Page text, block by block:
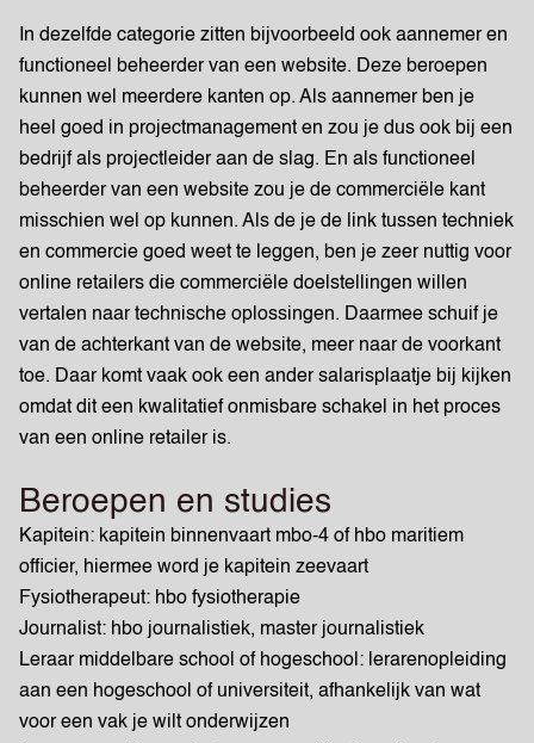
In dezelfde categorie zitten bijvoorbeeld ook aannemer en
functioneel beheerder van een website. Deze beroepen
kunnen wel meerdere kanten op. Als aannemer ben je
heel goed in projectmanagement en zou je dus ook bij een
bedrijf als projectleider aan de slag. En als functioneel
beheerder van een website zou je de commerciële kant
misschien wel op kunnen. Als de je de link tussen techniek
en commercie goed weet te leggen, ben je zeer nuttig voor
online retailers die commerciële doelstellingen willen
vertalen naar technische oplossingen. Daarmee schuif je
van de achterkant van de website, meer naar de voorkant
toe. Daar komt vaak ook een ander salarisplaatje bij kijken
omdat dit een kwalitatief onmisbare schakel in het proces
van een online retailer is.
Beroepen en studies
Kapitein: kapitein binnenvaart mbo-4 of hbo maritiem
officier, hiermee word je kapitein zeevaart
Fysiotherapeut: hbo fysiotherapie
Journalist: hbo journalistiek, master journalistiek
Leraar middelbare school of hogeschool: lerarenopleiding
aan een hogeschool of universiteit, afhankelijk van wat
voor een vak je wilt onderwijzen